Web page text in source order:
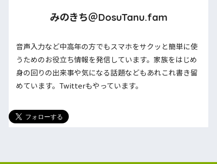
みのきち＠DosuTanu.fam
音声入力など中高年の方でもスマホをサクッと簡単に使
うためのお役立ち情報を発信しています。家族をはじめ
身の回りの出来事や気になる話題などもあれこれ書き留
めています。Twitterもやっています。